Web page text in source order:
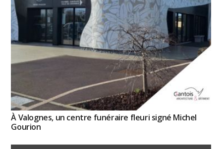
À Valognes, un centre funéraire fleuri signé Michel
Gourion